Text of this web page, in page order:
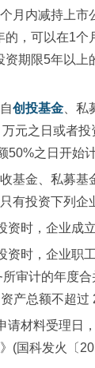
月内减持上市
的，可以在1个
资期限5年以上
创投基金 、
元之日或者
50%之日开始计
基金、私募基
有投资下列企
资时，企业成
资时，企业职
所审计的年度
产总额不超过
请材料受理日
(国科发火〔